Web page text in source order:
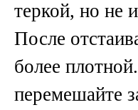
теркой, но не
После
более
перемешайте